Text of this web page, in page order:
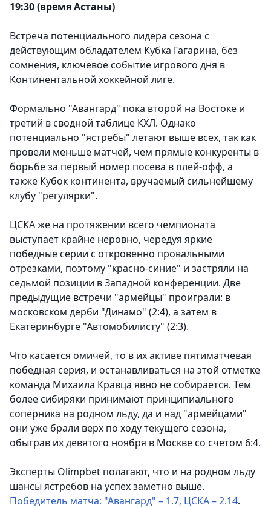
19:30 (время Астаны)
Встреча потенциального лидера сезона с
действующим обладателем Кубка Гагарина, без
сомнения, ключевое событие игрового дня в
Континентальной хоккейной лиге.
Формально "Авангард" пока второй на Востоке и
третий в сводной таблице КХЛ. Однако
потенциально "ястребы" летают выше всех, так как
провели меньше матчей, чем прямые конкуренты в
борьбе за первый номер посева в плей-офф, а
также Кубок континента, вручаемый сильнейшему
клубу "регулярки".
ЦСКА же на протяжении всего чемпионата
выступает крайне неровно, чередуя яркие
победные серии с откровенно провальными
отрезками, поэтому "красно-синие" и застряли на
седьмой позиции в Западной конференции. Две
предыдущие встречи "армейцы" проиграли: в
московском дерби "Динамо" (2:4), а затем в
Екатеринбурге "Автомобилисту" (2:3).
Что касается омичей, то в их активе пятиматчевая
победная серия, и останавливаться на этой отметке
команда Михаила Кравца явно не собирается. Тем
более сибиряки принимают принципиального
соперника на родном льду, да и над "армейцами"
они уже брали верх по ходу текущего сезона,
обыграв их девятого ноября в Москве со счетом 6:4.
Эксперты Olimpbet полагают, что и на родном льду
шансы ястребов на успех заметно выше.
Победитель матча: "Авангард" – 1.7, ЦСКА – 2.14.